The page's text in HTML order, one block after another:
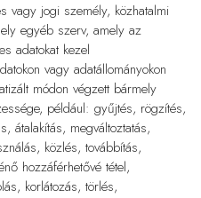
vagy jogi személy, közhatalmi
egyéb szerv, amely az
adatokat kezel
vagy adatállományokon
módon végzett bármely
például: gyűjtés, rögzítés,
átalakítás, megváltoztatás,
közlés, továbbítás,
hozzáférhetővé tétel,
korlátozás, törlés,